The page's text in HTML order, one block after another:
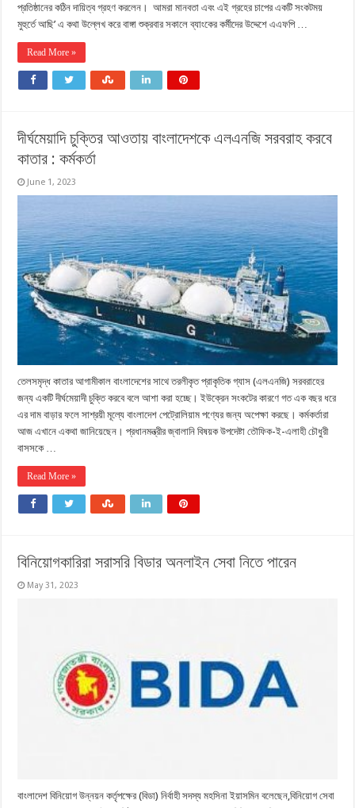
প্রতিষ্ঠানের কঠিন দায়িত্ব গ্রহণ করলেন। আমরা মানবতা এবং এই গ্রহের চাপের একটি সংকটময়
মুহুর্তে আছি’ এ কথা উল্লেখ করে বাঙ্গা শুক্রবার সকালে ব্যাংকের কর্মীদের উদ্দেশে এএফপি …
Read More »
দীর্ঘমেয়াদি চুক্তির আওতায় বাংলাদেশকে এলএনজি সরবরাহ করবে
কাতার : কর্মকর্তা
June 1, 2023
তেলসমৃদ্ধ কাতার আগামীকাল বাংলাদেশের সাথে তরলীকৃত প্রাকৃতিক গ্যাস (এলএনজি) সরবরাহের
জন্য একটি দীর্ঘমেয়াদী চুক্তি করবে বলে আশা করা হচ্ছে। ইউক্রেন সংকটের কারণে গত এক বছর ধরে
এর দাম বাড়ার ফলে সাশ্রয়ী মূল্যে বাংলাদেশ পেট্রোলিয়াম পণ্যের জন্য অপেক্ষা করছে। কর্মকর্তারা
আজ এখানে একথা জানিয়েছেন। প্রধানমন্ত্রীর জ্বালানি বিষয়ক উপদেষ্টা তৌফিক-ই-এলাহী চৌধুরী
বাসসকে …
Read More »
বিনিয়োগকারিরা সরাসরি বিডার অনলাইন সেবা নিতে পারেন
May 31, 2023
বাংলাদেশ বিনিয়োগ উন্নয়ন কর্তৃপক্ষের (বিডা) নির্বাহী সদস্য মহসিনা ইয়াসমিন বলেছেন,বিনিয়োগ সেবা